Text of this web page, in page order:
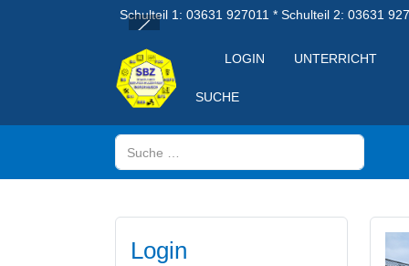
Schulteil 1: 03631 927011 * Schulteil 2: 03631
LOGIN UNTERRICHT
SUCHE
Suchen
Login